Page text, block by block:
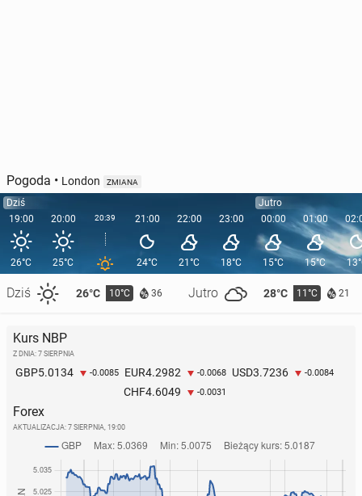
Pogoda • London ZMIANA
Dziś
19:00
26°C
Dziś 26°C 10°C 36 Jutro 28°C 11°C 21
20:00
25°C
20:39 21:00
24°C
22:00
21°C
23:00
18°C
Jutro
00:00
15°C
01:00
15°C
Kurs NBP
Z DNIA: 7 SIERPNIA
GBP5.0134 -0.0085 EUR4.2982 -0.0068 USD3.7236 -0.0084
CHF4.6049 -0.0031
Forex
AKTUALIZACJA: 7 SIERPNIA, 19:00